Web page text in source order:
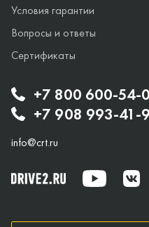
+7 800 600-54-
+7 908 993-41-
info@crt.ru
Условия гарантии
Вопросы и ответы
Сертификаты